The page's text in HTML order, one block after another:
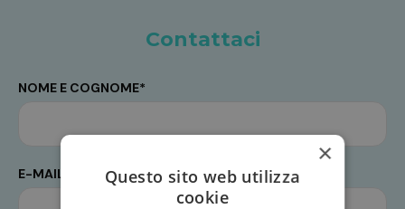
Contattaci
NOME E COGNOME*
E-MAIL*
×
Questo sito web utilizza
cookie